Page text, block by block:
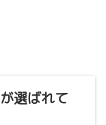
選ばれて